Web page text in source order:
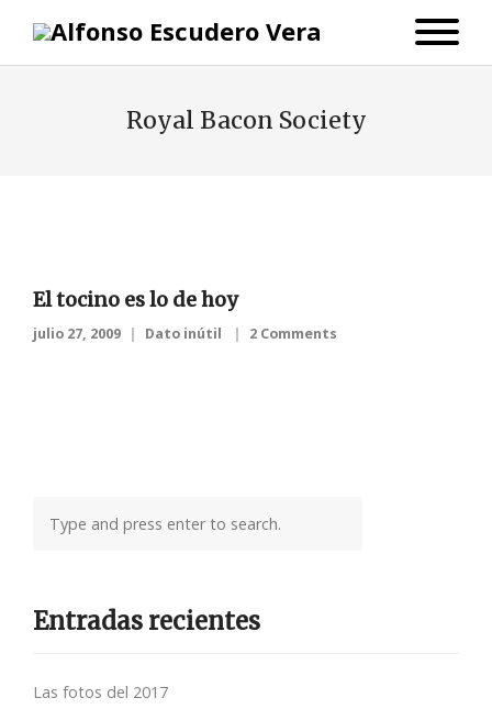
Royal Bacon Society
El tocino es lo de hoy
julio 27, 2009 Dato inútil 2 Comments
Entradas recientes
Las fotos del 2017